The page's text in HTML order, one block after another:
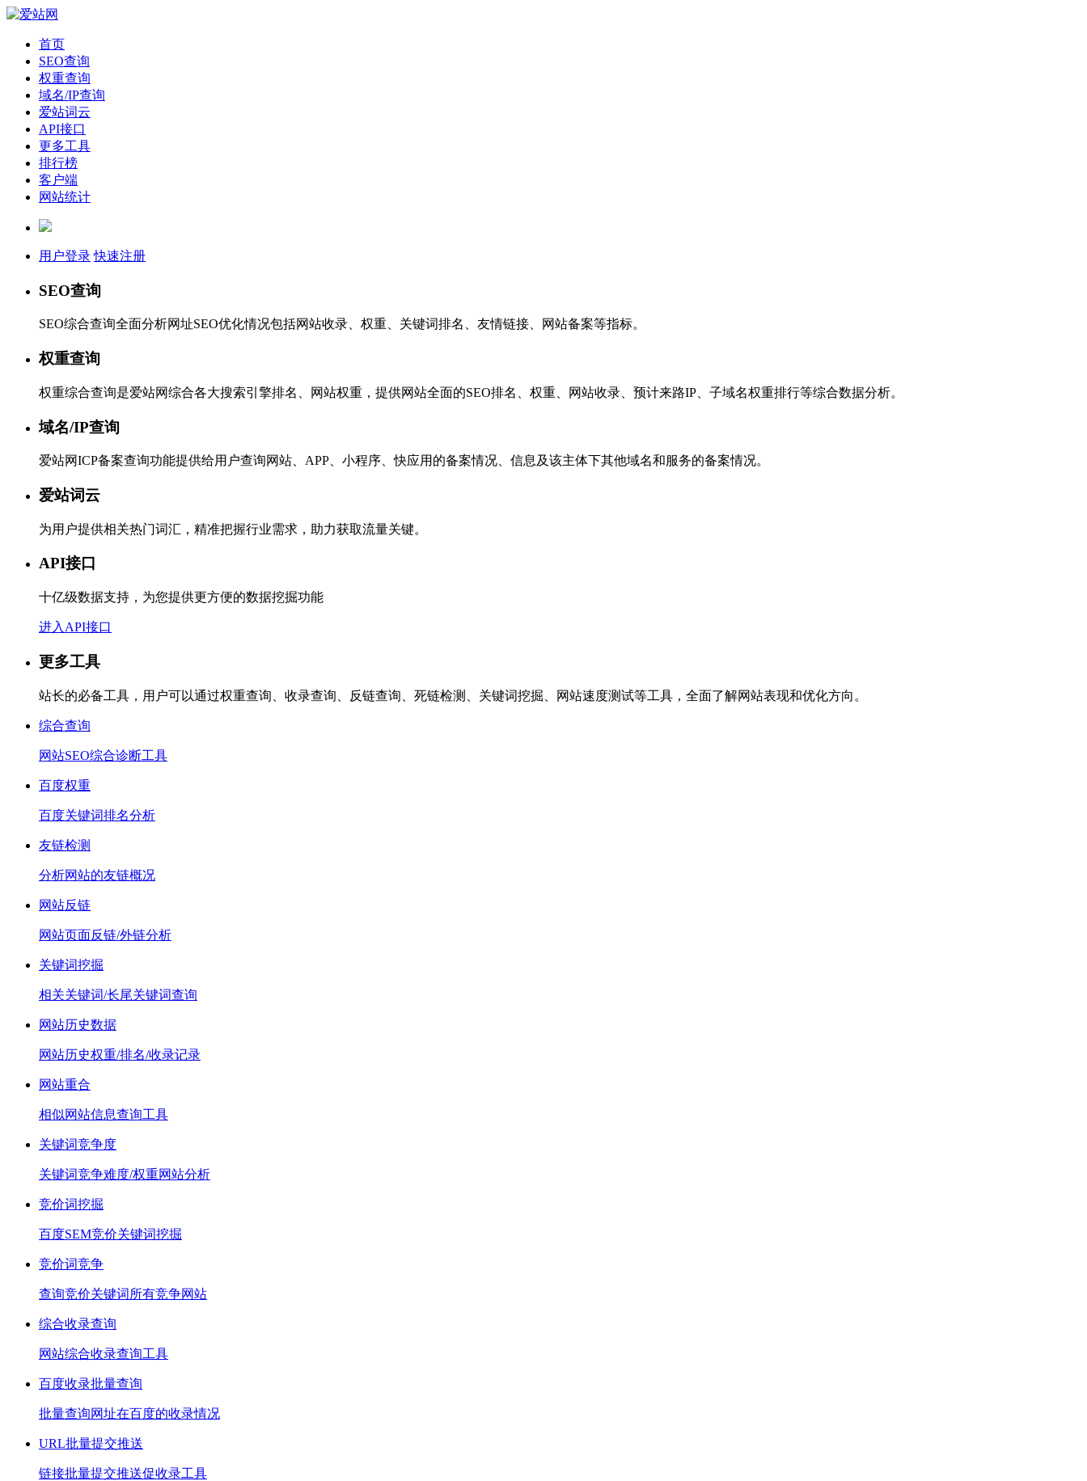
首页
SEO查询
权重查询
域名/IP查询
爱站词云
API接口
更多工具
排行榜
客户端
网站统计
用户登录 快速注册
SEO查询
SEO综合查询全面分析网址SEO优化情况包括网站收录、权重、关键词排名、友情链接、网站备案等指标。
权重查询
权重综合查询是爱站网综合各大搜索引擎排名、网站权重，提供网站全面的SEO排名、权重、网站收录、预计来路IP、子域名权重排行等综合数据分析。
域名/IP查询
爱站网ICP备案查询功能提供给用户查询网站、APP、小程序、快应用的备案情况、信息及该主体下其他域名和服务的备案情况。
爱站词云
为用户提供相关热门词汇，精准把握行业需求，助力获取流量关键。
API接口
十亿级数据支持，为您提供更方便的数据挖掘功能
进入API接口
更多工具
站长的必备工具，用户可以通过权重查询、收录查询、反链查询、死链检测、关键词挖掘、网站速度测试等工具，全面了解网站表现和优化方向。
综合查询
网站SEO综合诊断工具
百度权重
百度关键词排名分析
友链检测
分析网站的友链概况
网站反链
网站页面反链/外链分析
关键词挖掘
相关关键词/长尾关键词查询
网站历史数据
网站历史权重/排名/收录记录
网站重合
相似网站信息查询工具
关键词竞争度
关键词竞争难度/权重网站分析
竞价词挖掘
百度SEM竞价关键词挖掘
竞价词竞争
查询竞价关键词所有竞争网站
综合收录查询
网站综合收录查询工具
百度收录批量查询
批量查询网址在百度的收录情况
URL批量提交推送
链接批量提交推送促收录工具